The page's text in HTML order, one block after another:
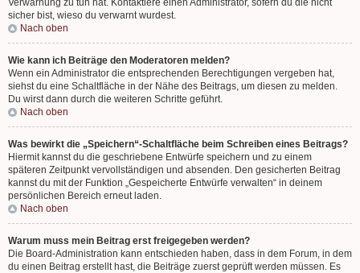
Verwarnung zu tun hat. Kontaktiere einen Administrator, sofern du die nicht
sicher bist, wieso du verwarnt wurdest.
Nach oben
Wie kann ich Beiträge den Moderatoren melden?
Wenn ein Administrator die entsprechenden Berechtigungen vergeben hat,
siehst du eine Schaltfläche in der Nähe des Beitrags, um diesen zu melden.
Du wirst dann durch die weiteren Schritte geführt.
Nach oben
Was bewirkt die „Speichern“-Schaltfläche beim Schreiben eines Beitrags?
Hiermit kannst du die geschriebene Entwürfe speichern und zu einem
späteren Zeitpunkt vervollständigen und absenden. Den gesicherten Beitrag
kannst du mit der Funktion „Gespeicherte Entwürfe verwalten“ in deinem
persönlichen Bereich erneut laden.
Nach oben
Warum muss mein Beitrag erst freigegeben werden?
Die Board-Administration kann entschieden haben, dass in dem Forum, in dem
du einen Beitrag erstellt hast, die Beiträge zuerst geprüft werden müssen. Es